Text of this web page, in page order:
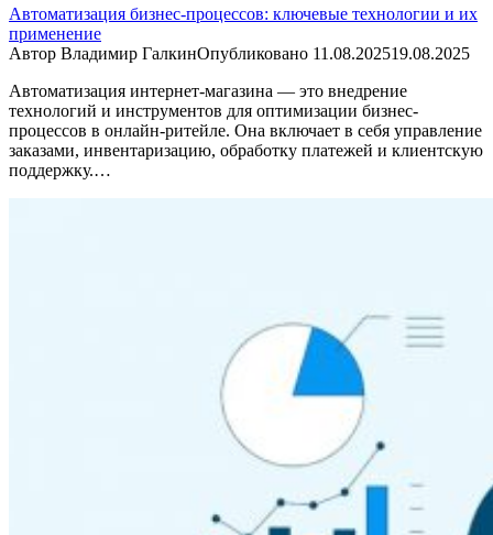
Автоматизация бизнес-процессов: ключевые технологии и их
применение
Автор Владимир ГалкинОпубликовано 11.08.202519.08.2025
Автоматизация интернет-магазина — это внедрение
технологий и инструментов для оптимизации бизнес-
процессов в онлайн-ритейле. Она включает в себя управление
заказами, инвентаризацию, обработку платежей и клиентскую
поддержку.…